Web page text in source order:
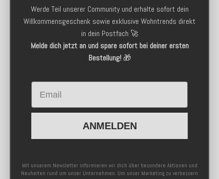
Werde Teil unserer Community und erhalte sofort dein
Willkommensgeschenk sowie exklusive Wohntrends direkt
in dein Postfach 🚀
Melde dich jetzt an und spare sofort bei deiner ersten
Bestellung!🎁
Email
ANMELDEN
Mit unserem Newsletter informieren wir dich über besondere Aktionen und
Neuheiten rund um unser Unternehmen. Um unser Marketing zu verbessern